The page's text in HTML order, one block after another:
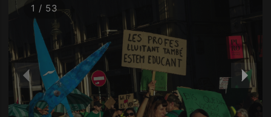
1 / 53